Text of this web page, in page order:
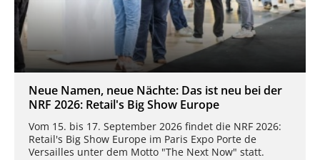
Neue Namen, neue Nächte: Das ist neu bei der
NRF 2026: Retail's Big Show Europe
Vom 15. bis 17. September 2026 findet die NRF 2026:
Retail's Big Show Europe im Paris Expo Porte de
Versailles unter dem Motto "The Next Now" statt.